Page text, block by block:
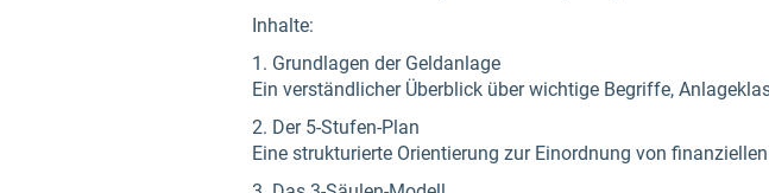
Inhalte:
1. Grundlagen der Geldanlage
Ein verständlicher Überblick über wichtige Begriffe,
2. Der 5-Stufen-Plan
Eine strukturierte Orientierung zur Einordnung von